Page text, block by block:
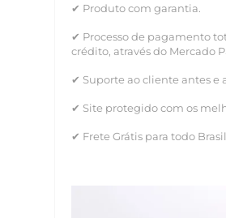
✔ Produto com garantia.
✔ Processo de pagamento
crédito, através do Mercado
✔ Suporte ao cliente antes e
✔ Site protegido com os
✔ Frete Grátis para todo